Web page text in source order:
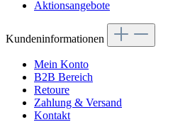
Aktionsangebote
Kundeninformationen
Mein Konto
B2B Bereich
Retoure
Zahlung & Versand
Kontakt